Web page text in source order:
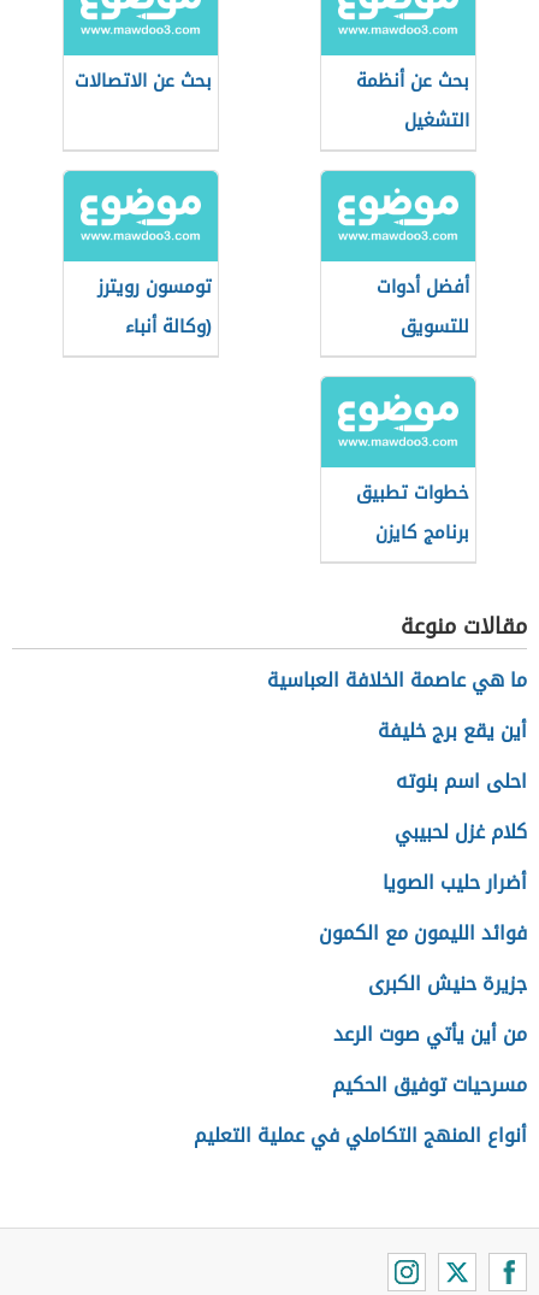
بحث عن أنظمة
التشغيل
بحث عن الاتصالات
أفضل أدوات
للتسويق
الإلكتروني
تومسون رويترز
(وكالة أنباء
عالمية)
خطوات تطبيق
برنامج كايزن
مقالات منوعة
ما هي عاصمة الخلافة العباسية
أين يقع برج خليفة
احلى اسم بنوته
كلام غزل لحبيبي
أضرار حليب الصويا
فوائد الليمون مع الكمون
جزيرة حنيش الكبرى
من أين يأتي صوت الرعد
مسرحيات توفيق الحكيم
أنواع المنهج التكاملي في عملية التعليم